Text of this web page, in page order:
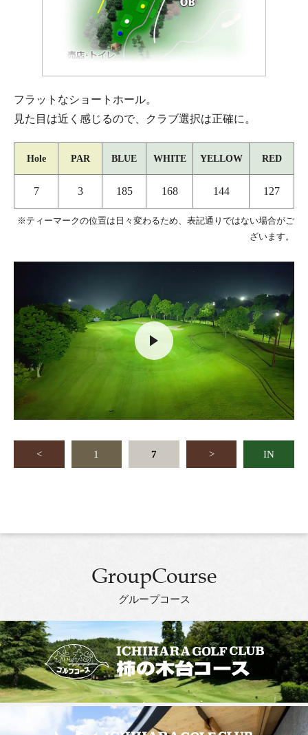
フラットなショートホール。
見た目は近く感じるので、クラブ選択は正確に。
Hole PAR BLUE WHITE YELLOW RED
7 3 185 168 144 127
※ティーマークの位置は日々変わるため、表記通りではない場合がご
ざいます。
< 1 7 > IN
GroupCourse
グループコース